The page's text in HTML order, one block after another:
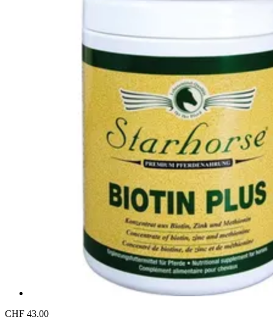
CHF 43.00